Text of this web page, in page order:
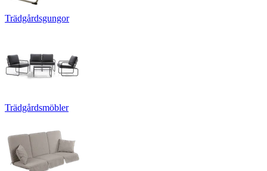
Trädgårdsgungor
Trädgårdsmöbler